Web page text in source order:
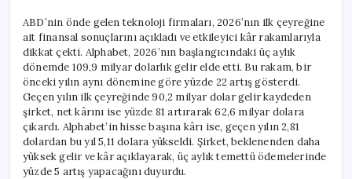
Çeyrek
Kârlarını
Açıkladı:
Rekor
Gelirler
için
ABD’nin önde gelen teknoloji firmaları, 2026’nın ilk çeyreğine
ait finansal sonuçlarını açıkladı ve etkileyici kâr rakamlarıyla
dikkat çekti. Alphabet, 2026’nın başlangıcındaki üç aylık
dönemde 109,9 milyar dolarlık gelir elde etti. Bu rakam, bir
önceki yılın aynı dönemine göre yüzde 22 artış gösterdi.
Geçen yılın ilk çeyreğinde 90,2 milyar dolar gelir kaydeden
şirket, net kârını ise yüzde 81 artırarak 62,6 milyar dolara
çıkardı. Alphabet’in hisse başına kârı ise, geçen yılın 2,81
dolardan bu yıl 5,11 dolara yükseldi. Şirket, beklenenden daha
yüksek gelir ve kâr açıklayarak, üç aylık temettü ödemelerinde
yüzde 5 artış yapacağını duyurdu.